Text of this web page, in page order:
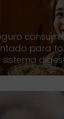
para
sistema